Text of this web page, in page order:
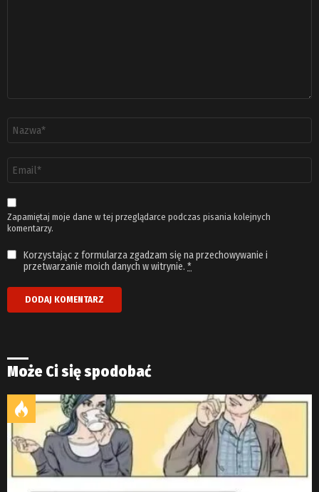
email
*
Zapamiętaj moje dane w tej przeglądarce podczas pisania kolejnych
komentarzy.
Korzystając z formularza zgadzam się na przechowywanie i
przetwarzanie moich danych w witrynie. *
Może Ci się spodobać